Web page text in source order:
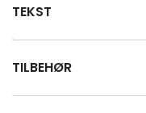
TEKST
TILBEHØR